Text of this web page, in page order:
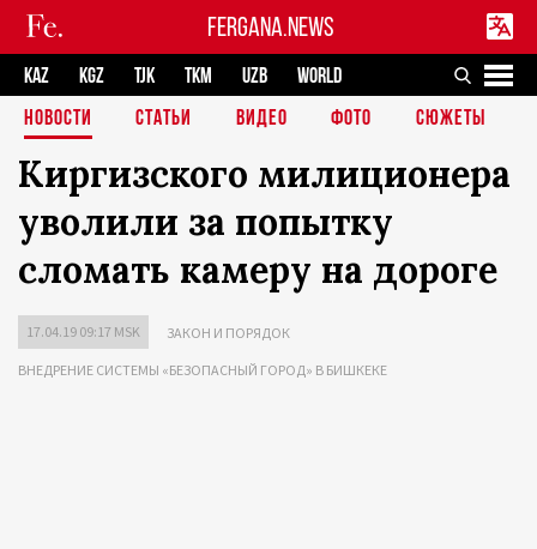
FERGANA.NEWS
KAZ KGZ TJK TKM UZB
WORLD
НОВОСТИ
СТАТЬИ ВИДЕО ФОТО СЮЖЕТЫ
Киргизского милиционера
уволили за попытку
сломать камеру на дороге
17.04.19 09:17 MSK ЗАКОН И ПОРЯДОК
ВНЕДРЕНИЕ СИСТЕМЫ «БЕЗОПАСНЫЙ ГОРОД» В БИШКЕКЕ